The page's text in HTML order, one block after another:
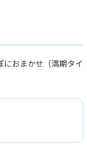
おまかせ（満期タイ